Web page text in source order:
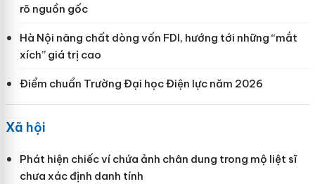
rõ nguồn gốc
Hà Nội nâng chất dòng vốn FDI, hướng tới những “mắt
xích” giá trị cao
Điểm chuẩn Trường Đại học Điện lực năm 2026
Xã hội
Phát hiện chiếc ví chứa ảnh chân dung trong mộ liệt sĩ
chưa xác định danh tính